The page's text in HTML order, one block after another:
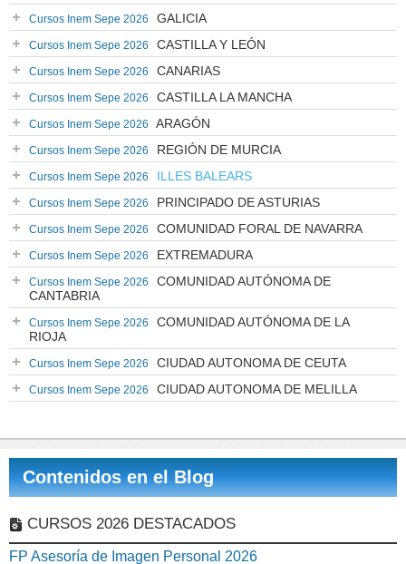
Cursos Inem Sepe 2026 GALICIA
Cursos Inem Sepe 2026 CASTILLA Y LEÓN
Cursos Inem Sepe 2026 CANARIAS
Cursos Inem Sepe 2026 CASTILLA LA MANCHA
Cursos Inem Sepe 2026 ARAGÓN
Cursos Inem Sepe 2026 REGIÓN DE MURCIA
Cursos Inem Sepe 2026 ILLES BALEARS
Cursos Inem Sepe 2026 PRINCIPADO DE ASTURIAS
Cursos Inem Sepe 2026 COMUNIDAD FORAL DE NAVARRA
Cursos Inem Sepe 2026 EXTREMADURA
Cursos Inem Sepe 2026
COMUNIDAD AUTÓNOMA DE
CANTABRIA
Cursos Inem Sepe 2026
COMUNIDAD AUTÓNOMA DE LA
RIOJA
Cursos Inem Sepe 2026 CIUDAD AUTONOMA DE CEUTA
Cursos Inem Sepe 2026 CIUDAD AUTONOMA DE MELILLA
Contenidos en el Blog
CURSOS 2026 DESTACADOS
FP Asesoría de Imagen Personal 2026